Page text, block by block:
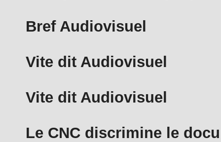
Bref Audiovisuel
Vite dit Audiovisuel
Vite dit Audiovisuel
Le CNC discrimine le